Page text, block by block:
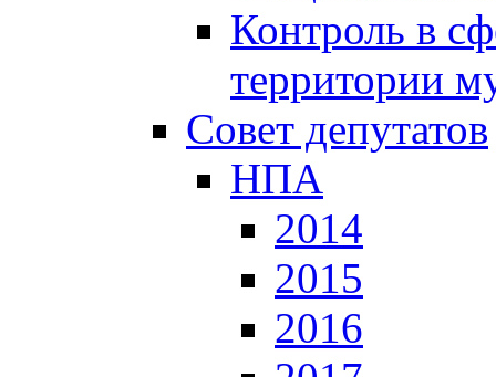
Контроль в
территории
Совет депутатов
НПА
2014
2015
2016